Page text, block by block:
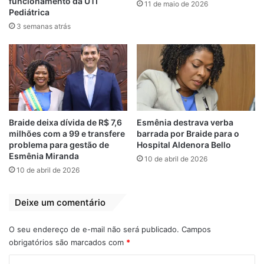
para atender a criançada.
A Festa da Juçara vai ocorrer nos dias 16 e
23 de outubro e 6 e 13 de novembro, a
pausa do dia 30 de outubro é em
decorrência do segundo turno das eleições.
O evento conta com o apoio da Secretaria
estadual de Cultura e patrocínio através de
Lei de Incentivo da Cultura da Equatorial
Energia e Grupo Mateus.
Relacionado
solicita reforma da
praça do
Residencial
comemora anúncio
boiódromo em São
Pediátrica
3 semanas atrás
11 de maio de 2026
Braide deixa dívida de R$ 7,6
milhões com a 99 e transfere
problema para gestão de
Esmênia Miranda
10 de abril de 2026
Esmênia destrava verba
barrada por Braide para o
Hospital Aldenora Bello
10 de abril de 2026
Deixe um comentário
O seu endereço de e-mail não será publicado. Campos
obrigatórios são marcados com *